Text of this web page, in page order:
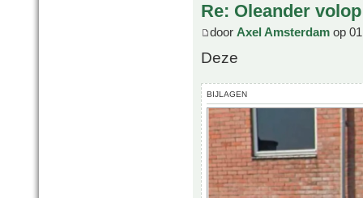
Re: Oleander
door Axel Amsterdam op
Deze
BIJLAGEN